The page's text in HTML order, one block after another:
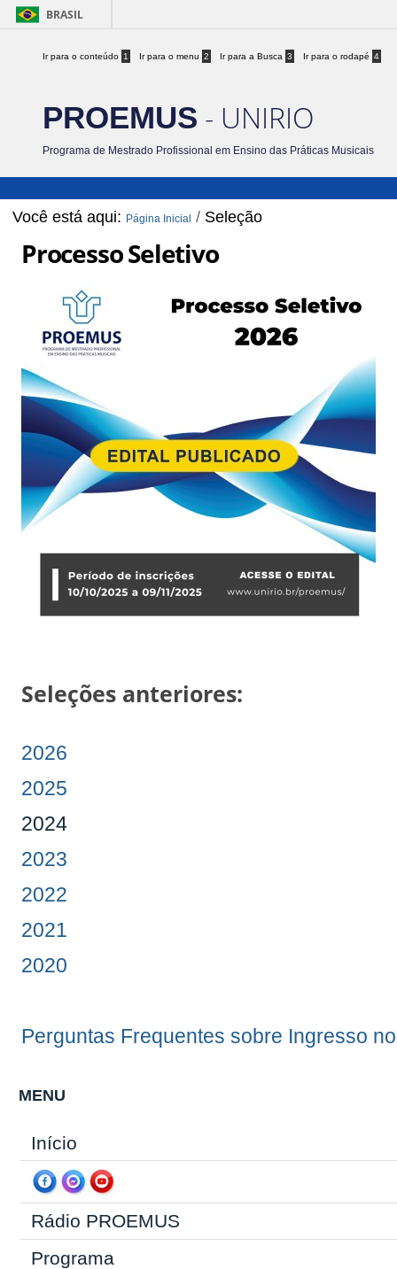
BRASIL
Ir para o conteúdo 1 Ir para o menu 2 Ir para a Busca 3 Ir para o rodapé 4
PROEMUS - UNIRIO
Programa de Mestrado Profissional em Ensino das Práticas Musicais
Você está aqui: Página Inicial / Seleção
Processo Seletivo
Seleções anteriores:
2026
2025
2024
2023
2022
2021
2020
Perguntas Frequentes sobre Ingresso
MENU
Início
Rádio PROEMUS
Programa